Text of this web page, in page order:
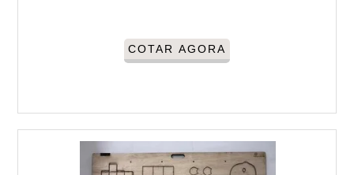
COTAR AGORA